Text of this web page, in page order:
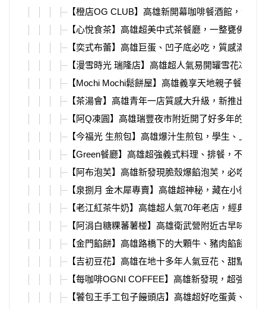
【橙店OG CLUB】高雄新開幕咖啡餐酒館，深夜
【心悅食茶】高雄超美中式茶餐廳，一整甕佛跳
【奕式布蕾】高雄巨蛋、凹子底必吃，質感滿分
【漫雪時光 瑞隆店】高雄超人氣易開罐雪花冰，
【Mochi Mochi鬆餅屋】高雄義享天地親子餐廳推
【茶湯會】高雄青年一店質感大升級，新推出刈
【阿Q凍圓】高雄瑞豐夜市附近開了好多年的凍
【今福光 生煎包】高雄爆汁生煎包，學生、上班
【Green餐廳】高雄超強義式料理、排餐，不限時
【阿布泡芙】高雄新發現脆殼爆餡泡芙，必吃超
【泉捌月 金木犀專賣】高雄超神秘，藏在小街裡
【老江紅茶牛奶】高雄超人氣70年老店，經典復
【阿涓白糖粿蕃薯椪】高雄衛武營附近古早味白
【金門餡餅】高雄路橋下的大顆牛、豬肉餡餅，
【吉初豆花】高雄在地十多年人氣豆花、甜點，
【每咖啡OGNI COFFEE】高雄新發現，超強明
【饕包王手工包子饅頭店】高雄超好吃蛋黃、辣